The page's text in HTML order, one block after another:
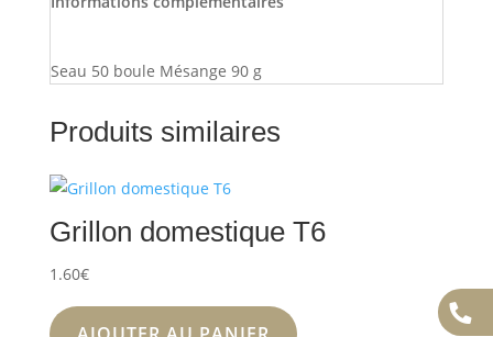
Seau 50 boule Mésange 90 g
Produits similaires
Grillon domestique T6
1.60€